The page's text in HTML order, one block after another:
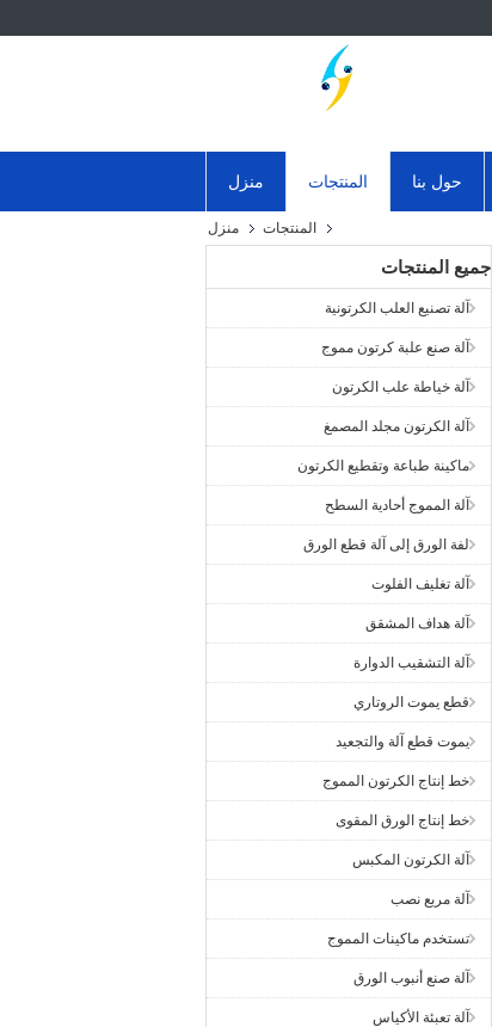
منزل المنتجات حول بنا
منزل المنتجات
جميع المنتجات
آلة تصنيع العلب الكرتونية
آلة صنع علبة كرتون مموج
آلة خياطة علب الكرتون
آلة الكرتون مجلد المصمغ
ماكينة طباعة وتقطيع الكرتون
آلة المموج أحادية السطح
لفة الورق إلى آلة قطع الورق
آلة تغليف الفلوت
آلة هداف المشقق
آلة التشقيب الدوارة
قطع يموت الروتاري
يموت قطع آلة والتجعيد
خط إنتاج الكرتون المموج
خط إنتاج الورق المقوى
آلة الكرتون المكبس
آلة مربع نصب
تستخدم ماكينات المموج
آلة صنع أنبوب الورق
آلة تعبئة الأكياس